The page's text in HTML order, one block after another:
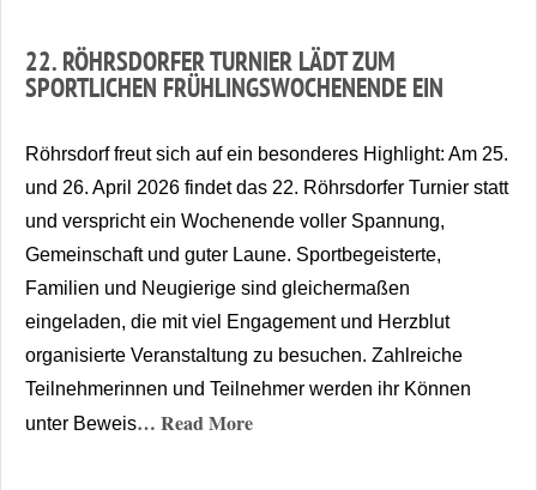
22. RÖHRSDORFER TURNIER LÄDT ZUM
SPORTLICHEN FRÜHLINGSWOCHENENDE EIN
Röhrsdorf freut sich auf ein besonderes Highlight: Am 25.
und 26. April 2026 findet das 22. Röhrsdorfer Turnier statt
und verspricht ein Wochenende voller Spannung,
Gemeinschaft und guter Laune. Sportbegeisterte,
Familien und Neugierige sind gleichermaßen
eingeladen, die mit viel Engagement und Herzblut
organisierte Veranstaltung zu besuchen. Zahlreiche
Teilnehmerinnen und Teilnehmer werden ihr Können
unter Beweis… Read More